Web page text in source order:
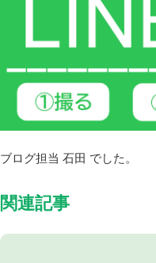
ブログ担当 石田 でした。
関連記事